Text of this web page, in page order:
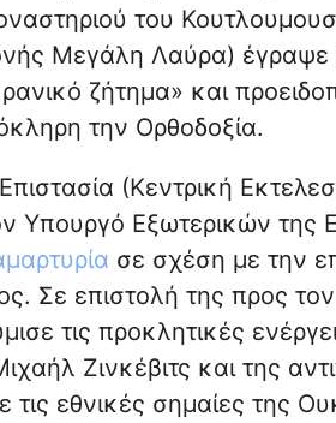
του
Μεγάλη Λαύρα) έγραψε
ζήτημα» και
την Ορθοδοξία.
(Κεντρική
Υπουργό Εξωτερικών της
σε σχέση με την
Σε επιστολή της προς
τις προκλητικές
Ζινκέβιτς και της
τις εθνικές σημαίες της